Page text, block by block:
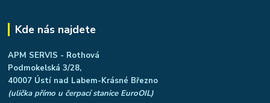
Kde nás najdete
APM SERVIS - Rothová
Podmokelská 3/28,
40007 Ústí nad Labem-Krásné Březno
(ulička přímo u čerpací stanice EuroOIL)